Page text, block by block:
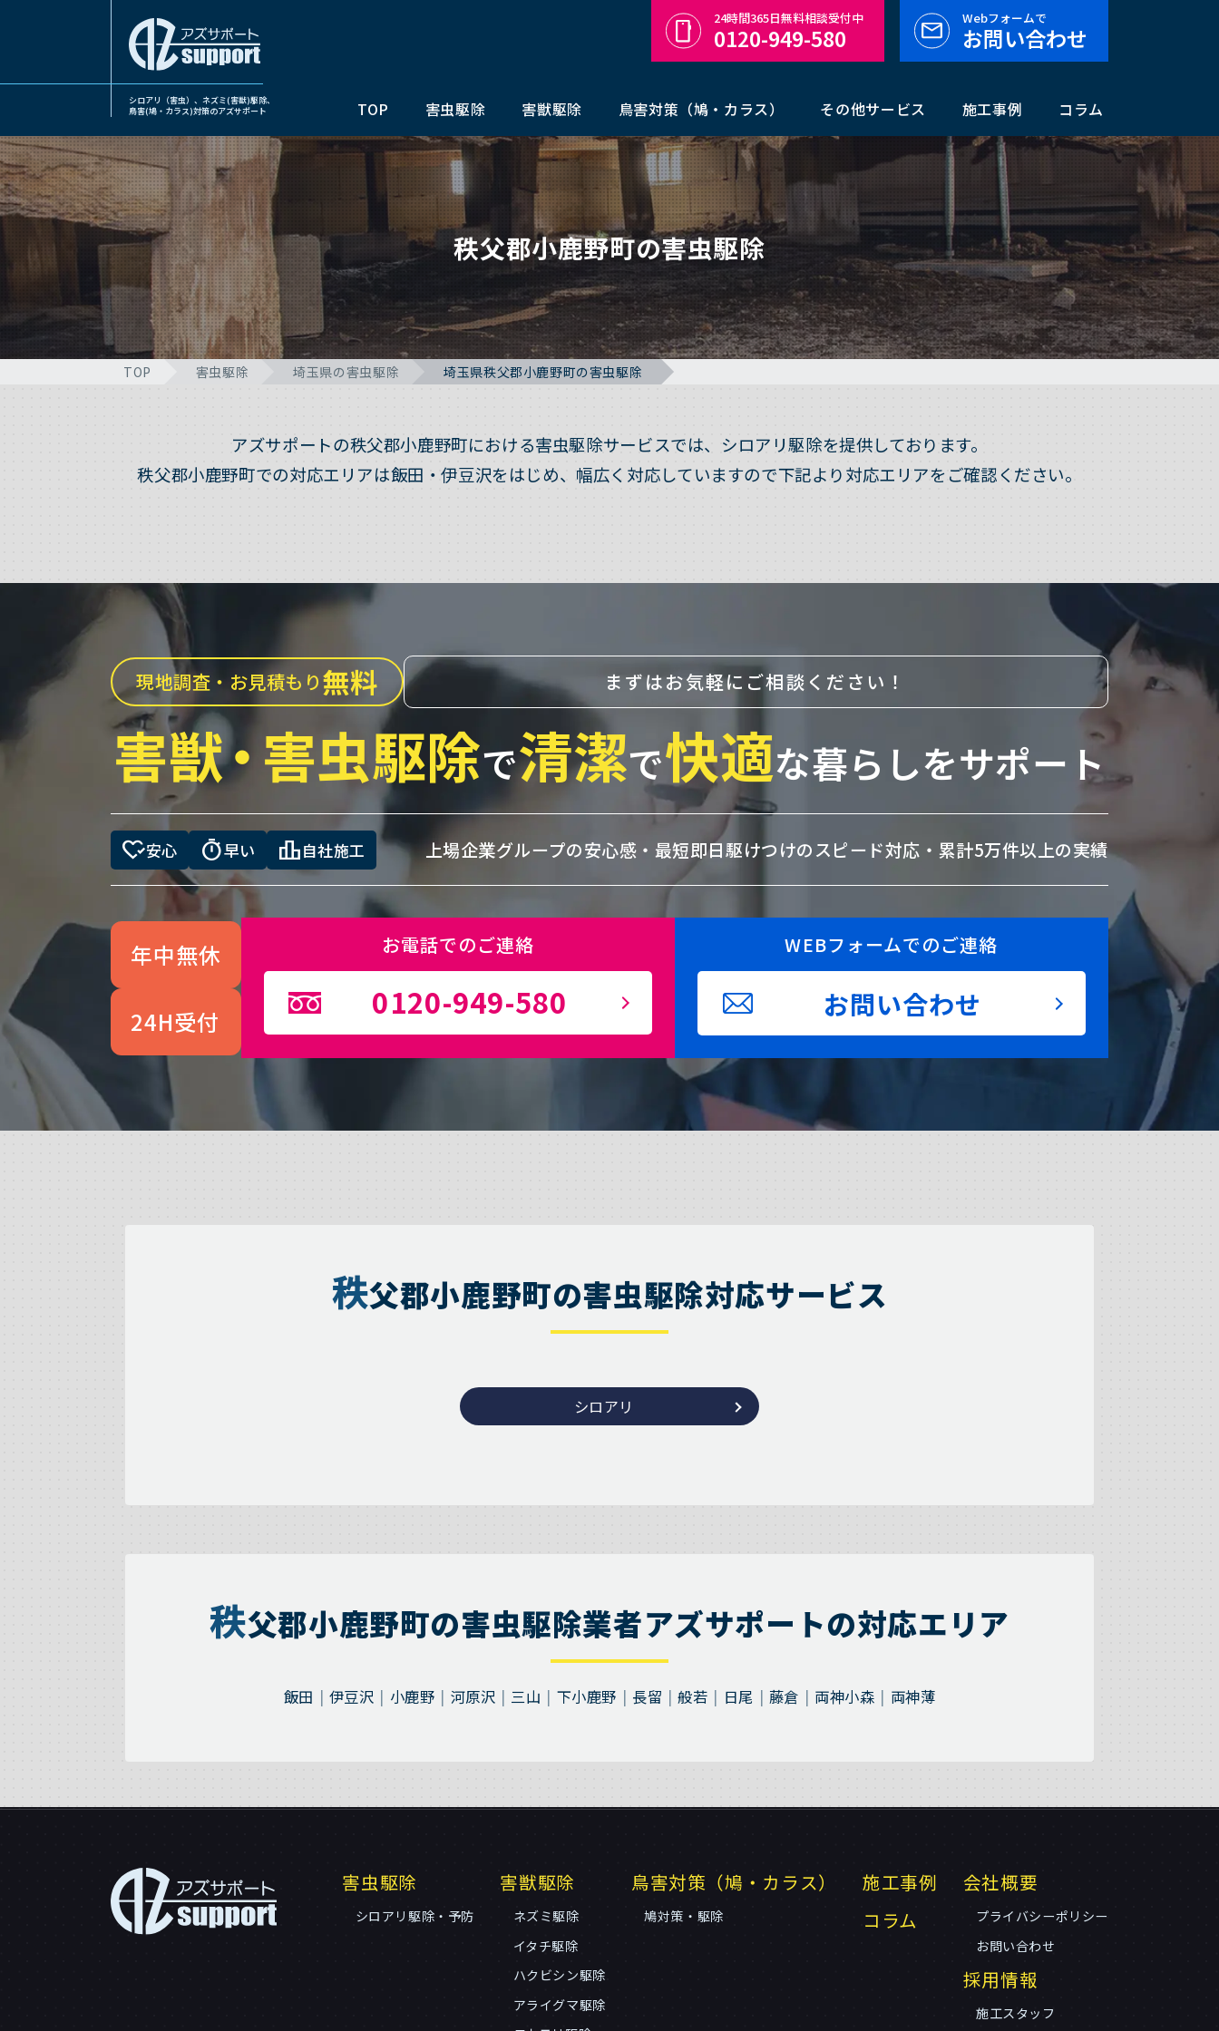
シロアリ（害虫）、ネズミ(害獣)駆除、
鳥害(鳩・カラス)対策のアズサポート
TOP 害虫駆除 害獣駆除 鳥害対策（鳩・カラス） その他サービス 施工事例 コラム
24時間365日無料相談受付中
0120-949-580
Webフォームで
お問い合わせ
秩父郡小鹿野町の害虫駆除
TOP 害虫駆除 埼玉県の害虫駆除 埼玉県秩父郡小鹿野町の害虫駆除
アズサポートの秩父郡小鹿野町における害虫駆除サービスでは、シロアリ駆除を提供しております。
秩父郡小鹿野町での対応エリアは飯田・伊豆沢をはじめ、幅広く対応していますので下記より対応エリアをご確認ください。
現地調査・お見積もり無料 まずはお気軽にご相談ください！
害獣・害虫駆除で清潔で快適な暮らしをサポート
heart_check安心 timer早い leaderboard自社施工 上場企業グループの安心感・ 最短即日駆けつけのスピード対応・ 累計5万件以上の実績
年中無休
24H受付
お電話でのご連絡
0120-949-580
WEBフォームでのご連絡
お問い合わせ
秩父郡小鹿野町の害虫駆除対応サービス
シロアリ
秩父郡小鹿野町の害虫駆除業者アズサポートの対応エリア
飯田 伊豆沢 小鹿野 河原沢 三山 下小鹿野 長留 般若 日尾 藤倉 両神小森 両神薄
害虫駆除
シロアリ駆除・予防
害獣駆除
ネズミ駆除
イタチ駆除
ハクビシン駆除
アライグマ駆除
鳥害対策（鳩・カラス）
鳩対策・駆除
施工事例
コラム
会社概要
プライバシーポリシー
お問い合わせ
採用情報
施工スタッフ